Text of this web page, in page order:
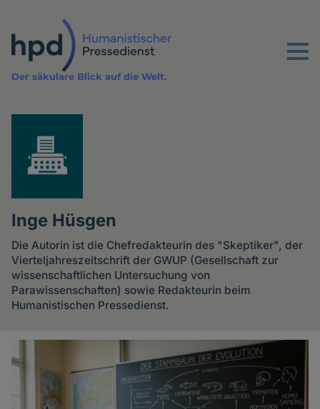
Inhalt
Menu
Der säkulare Blick auf die Welt.
Inge Hüsgen
Die Autorin ist die Chefredakteurin des "Skeptiker", der
Vierteljahreszeitschrift der GWUP (Gesellschaft zur
wissenschaftlichen Untersuchung von
Parawissenschaften) sowie Redakteurin beim
Humanistischen Pressedienst.
Artikel
Autorin